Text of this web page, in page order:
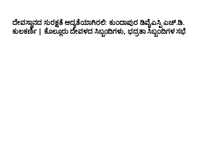
ದೇವಸ್ಥಾನದ ಸುರಕ್ಷತೆ ಆದ್ಯತೆಯಾಗಿರಲಿ: ಕುಂದಾಪುರ ಡಿವೈಎಸ್ಪಿ ಎಚ್.ಡಿ.
ಕುಲಕರ್ಣಿ | ಕೊಲ್ಲೂರು ದೇವಳದ ಸಿಬ್ಬಂದಿಗಳು, ಭದ್ರತಾ ಸಿಬ್ಬಂದಿಗಳ ಸಭೆ